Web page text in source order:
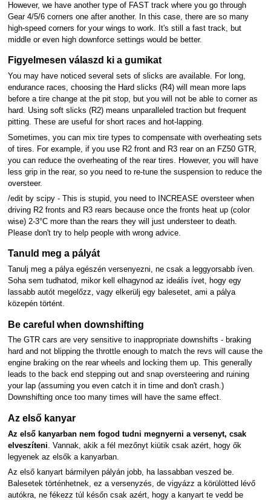
However, we have another type of FAST track where you go through
Gear 4/5/6 corners one after another. In this case, there are so many
high-speed corners for your wings to work. It's still a fast track, but
middle or even high downforce settings would be better.
Figyelmesen válaszd ki a gumikat
You may have noticed several sets of slicks are available. For long,
endurance races, choosing the Hard slicks (R4) will mean more laps
before a tire change at the pit stop, but you will not be able to corner as
hard. Using soft slicks (R2) means unparalleled traction but frequent
pitting. These are useful for short races and hot-lapping.
Sometimes, you can mix tire types to compensate with overheating sets
of tires. For example, if you use R2 front and R3 rear on an FZ50 GTR,
you can reduce the overheating of the rear tires. However, you will have
less grip in the rear, so you need to re-tune the suspension to reduce the
oversteer.
/edit by scipy - This is stupid, you need to INCREASE oversteer when
driving R2 fronts and R3 rears because once the fronts heat up (color
wise) 2-3°C more than the rears they will just understeer to death.
Please don't try to help people with wrong advice.
Tanuld meg a pályát
Tanulj meg a pálya egészén versenyezni, ne csak a leggyorsabb íven.
Soha sem tudhatod, mikor kell elhagynod az ideális ívet, hogy egy
lassabb autót megelőzz, vagy elkerülj egy balesetet, ami a pálya
közepén történt.
Be careful when downshifting
The GTR cars are very sensitive to inappropriate downshifts - braking
hard and not blipping the throttle enough to match the revs will cause the
engine braking on the rear wheels and locking them up. This generally
leads to the back end stepping out and snap oversteering and ruining
your lap (assuming you even catch it in time and don't crash.)
Downshifting once too many times will have the same effect.
Az első kanyar
Az első kanyarban nem fogod tudni megnyerni a versenyt, csak
elveszíteni . Vannak, akik a fél mezőnyt kiütik csak azért, hogy ők
legyenek az elsők a kanyarban.
Az első kanyart bármilyen pályán jobb, ha lassabban veszed be.
Balesetek történhetnek, ez a versenyzés, de vigyázz a körülötted lévő
autókra, ne fékezz túl későn csak azért, hogy a kanyart te vedd be